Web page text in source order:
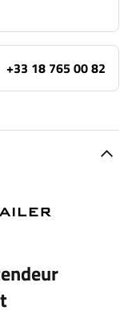
+33 18 765 00 82